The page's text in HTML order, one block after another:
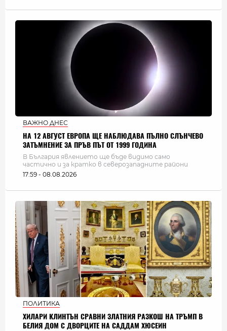
ВАЖНО ДНЕС
НА 12 АВГУСТ ЕВРОПА ЩЕ НАБЛЮДАВА ПЪЛНО СЛЪНЧЕВО
ЗАТЪМНЕНИЕ ЗА ПРЪВ ПЪТ ОТ 1999 ГОДИНА
В България явлението ще бъде видимо само
частично и за кратко в северозападните райони
17:59 - 08.08.2026
ПОЛИТИКА
ХИЛАРИ КЛИНТЪН СРАВНИ ЗЛАТНИЯ РАЗКОШ НА ТРЪМП В
БЕЛИЯ ДОМ С ДВОРЦИТЕ НА САДДАМ ХЮСЕИН